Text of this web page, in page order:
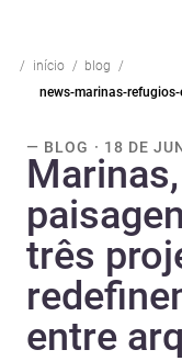
início
blog
news-marinas-
— BLOG · 18 DE
três
entre